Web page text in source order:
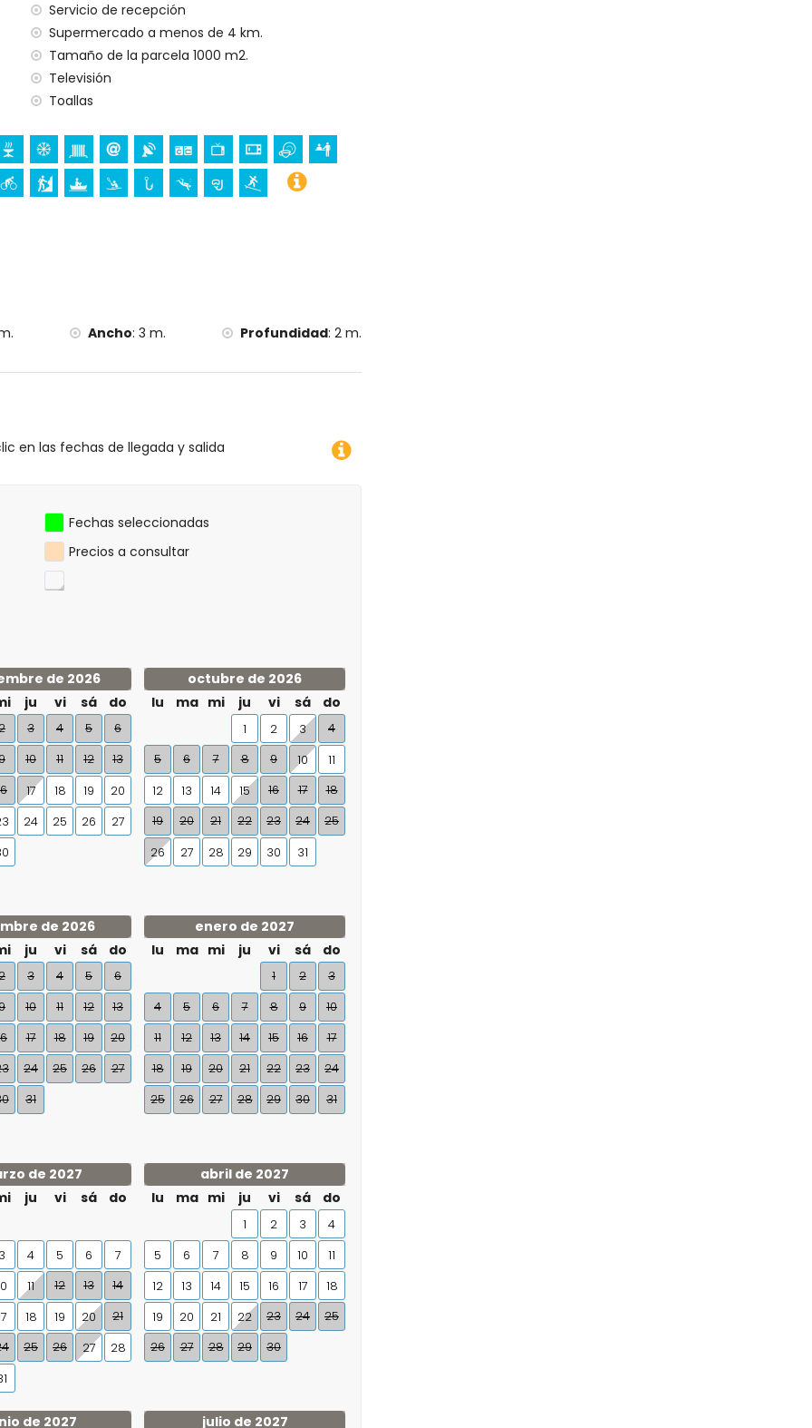
petición)
vacaciones en Jávea, Costa Blanca
(El Arenal y Jávea) (a menos de 5 kilómetros de la
Loreto, Puerto, Jávea), monumento (Molinos de
de 10 kilómetros del alojamiento)
de 25 kilómetros del alojamiento)
ciclismo de montaña, ciclismo, escalada, piragüismo,
villa)
Servicio de recepción
Supermercado a menos de 4 km.
Tamaño de la parcela 1000 m2.
Televisión
Toallas
Ancho: 3 m. Profundidad: 2 m.
en las fechas de llegada y salida
Fechas seleccionadas
Precios a consultar
de 2026
ju vi sá do
3 4 5
6
10 11 12
13
17 18 19
20
24 25 26
27
octubre de 2026
lu
ma mi ju vi sá do
1 2 3
4
5
6 7 8 9 10
11
12
13 14 15 16 17
18
19
20 21 22 23 24 25
26 27 28 29 30 31
de 2026
ju vi sá do
3 4 5
6
10 11 12
13
17 18 19
20
24 25 26
27
31
enero de 2027
lu
ma mi ju vi sá do
1 2
3
4
5 6 7 8 9
10
11
12 13 14 15 16
17
18
19 20 21 22 23
24
25
26 27 28 29 30 31
de 2027
ju vi sá do
3 4 5 6
7
11 12 13 14
18 19 20
21
25 26 27
28
abril de 2027
lu
ma mi ju vi sá do
1 2 3
4
5
6 7 8 9 10
11
12
13 14 15 16 17
18
19
20 21 22 23 24
25
26
27 28 29 30
de 2027 julio de 2027